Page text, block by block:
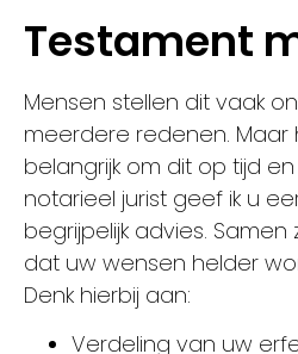
Testament
Mensen stellen dit vaak
meerdere redenen. Maar
belangrijk om dit op tijd
notarieel jurist geef ik u
begrijpelijk advies.
dat uw wensen helder
Denk hierbij aan:
Verdeling van uw